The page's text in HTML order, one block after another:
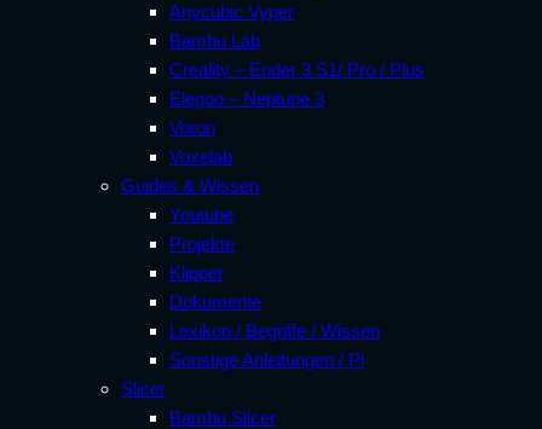
Anycubic Vyper
Bambu Lab
Creality – Ender 3 S1/ Pro / Plus
Elegoo – Neptune 3
Voron
Voxelab
Guides & Wissen
Youtube
Projekte
Klipper
Dokumente
Lexikon / Begriffe / Wissen
Sonstige Anleitungen / Pi
Slicer
Bambu Slicer